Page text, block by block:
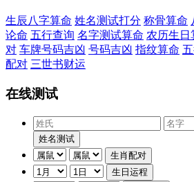
生辰八字算命 姓名测试打分 称骨算命
论命 五行查询 名字测试算命 农历生日
对 车牌号码吉凶 号码吉凶 指纹算命
配对 三世书财运
在线测试